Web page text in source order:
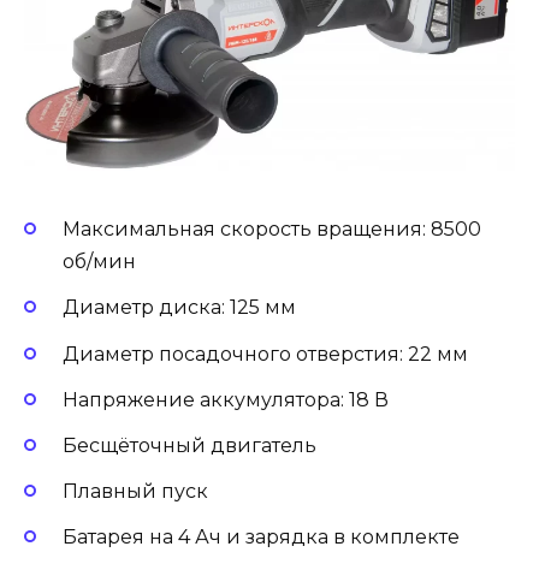
Максимальная скорость вращения: 8500
об/мин
Диаметр диска: 125 мм
Диаметр посадочного отверстия: 22 мм
Напряжение аккумулятора: 18 В
Бесщёточный двигатель
Плавный пуск
Батарея на 4 Ач и зарядка в комплекте